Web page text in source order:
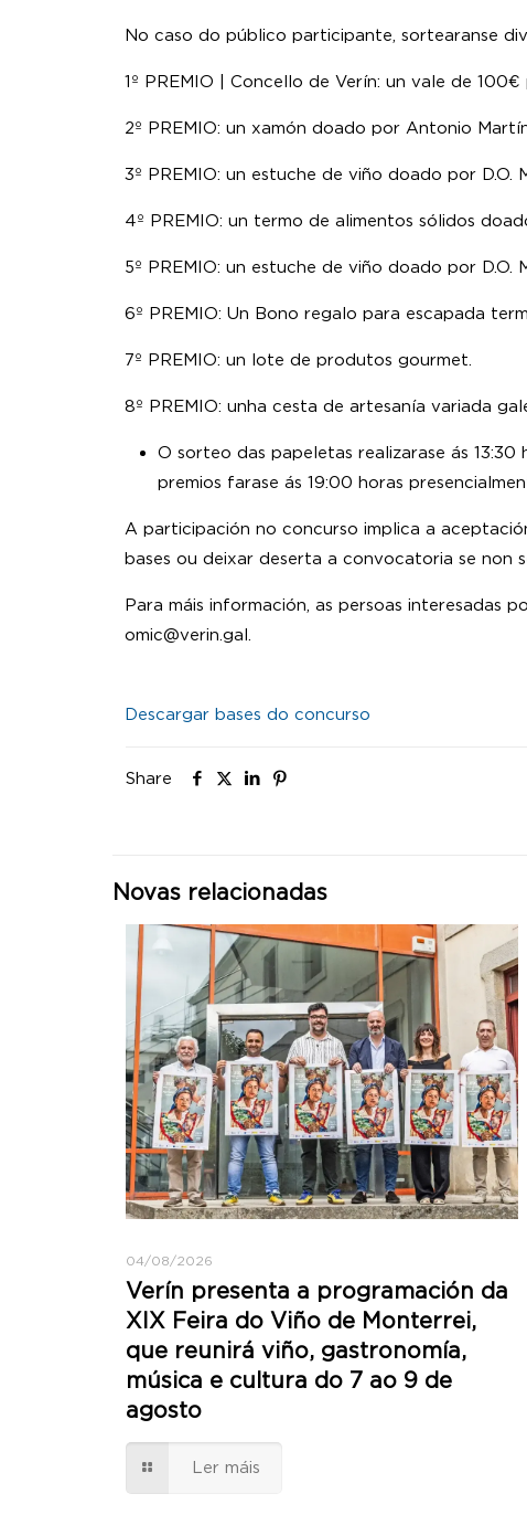
No caso do público participante, sortearanse
1º PREMIO | Concello de Verín: un vale de
2º PREMIO: un xamón doado por Antonio
3º PREMIO: un estuche de viño doado por D.O.
4º PREMIO: un termo de alimentos sólidos
5º PREMIO: un estuche de viño doado por D.O.
6º PREMIO: Un Bono regalo para escapada
7º PREMIO: un lote de produtos gourmet.
8º PREMIO: unha cesta de artesanía variada
O sorteo das papeletas realizarase ás
premios farase ás 19:00 horas
A participación no concurso implica a
bases ou deixar deserta a convocatoria se non
Para máis información, as persoas
omic@verin.gal.
Descargar bases do concurso
Share
Novas relacionadas
04/08/2026
Verín presenta a programación da
XIX Feira do Viño de Monterrei,
que reunirá viño, gastronomía,
música e cultura do 7 ao 9 de
agosto
Ler máis